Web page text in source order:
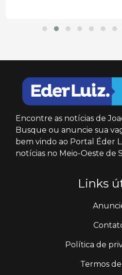
Encontre as notícias de
Busque ou anuncie sua
bem vindo ao Portal Éder
notícias no Meio-Oeste de
Links
Política de
Termos